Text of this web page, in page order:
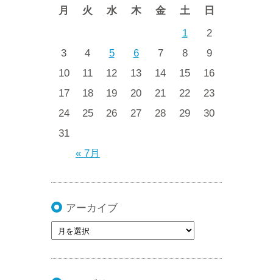
月
火 水 木 金 土 日
« 7月
1
2
3
4 5 6 7 8
9
10
11 12 13 14 15
16
17
18 19 20 21 22
23
24
25 26 27 28 29
30
31
アーカイブ